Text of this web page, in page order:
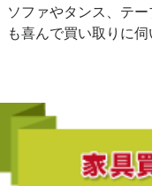
ソファやタンス、テ
も喜んで買い取りに伺